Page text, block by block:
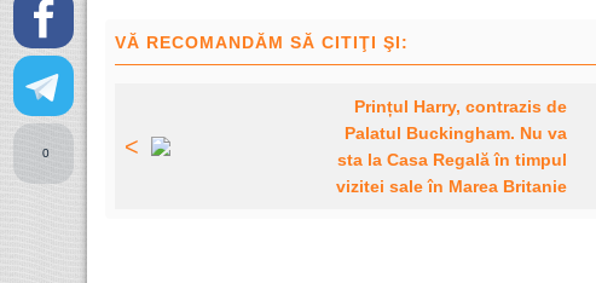
0
VĂ RECOMANDĂM SĂ CITIŢI ŞI:
<
Prințul Harry, contrazis de
Palatul Buckingham. Nu va
sta la Casa Regală în timpul
vizitei sale în Marea Britanie